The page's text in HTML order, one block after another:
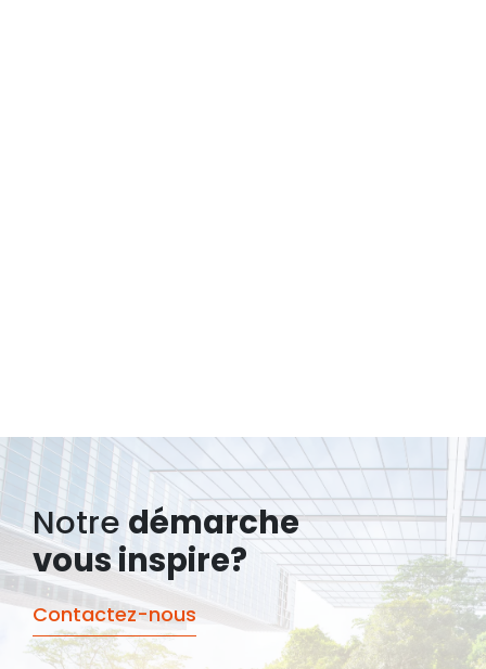
Notre démarche
vous inspire?
Contactez-nous